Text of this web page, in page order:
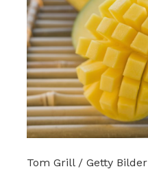
Tom Grill / Getty Bilder